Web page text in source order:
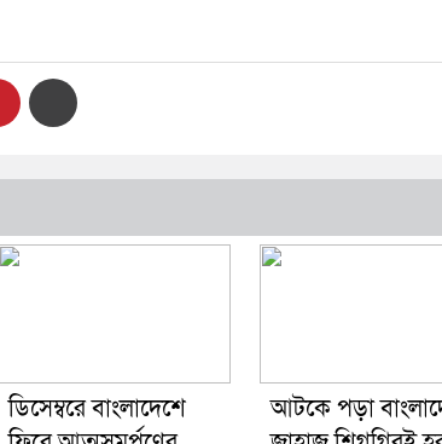
ডিসেম্বরে বাংলাদেশে
আটকে পড়া